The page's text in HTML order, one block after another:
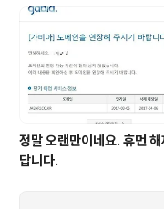
함 없이 즐거웠습니다~^^ ​ 이상
정말 오랜만이네요. 휴먼
답니다.